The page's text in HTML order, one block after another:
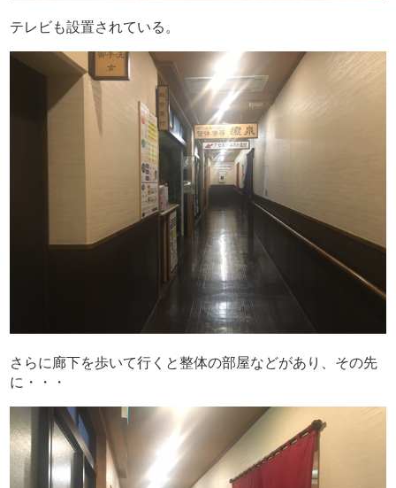
テレビも設置されている。
さらに廊下を歩いて行くと整体の部屋などがあり、その先
に・・・